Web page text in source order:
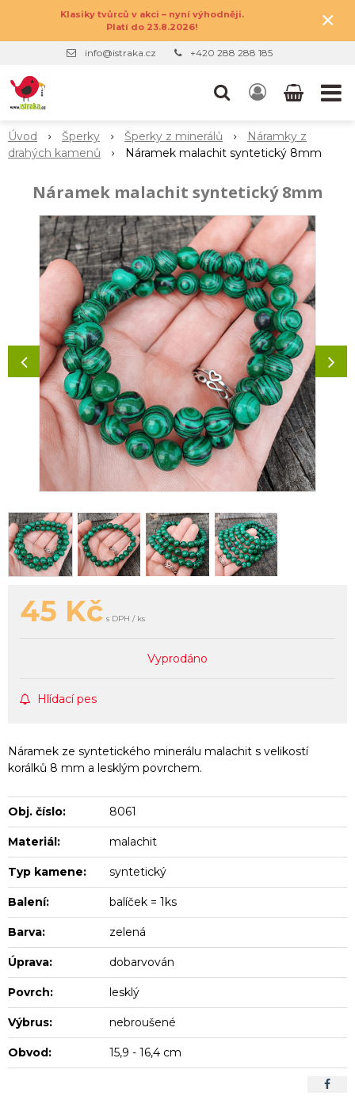
Klasiky tvůrců v akci – nyní výhodněji.
Platí do 23.8.2026!
×
info@istraka.cz +420 288 288 185
Úvod Šperky Šperky z minerálů
Náramky z
drahých kamenů
Náramek malachit syntetický 8mm
Náramek malachit syntetický 8mm
45 Kč s DPH / ks
Vyprodáno
Hlídací pes
Náramek ze syntetického minerálu malachit s velikostí
korálků 8 mm a lesklým povrchem.
Obj. číslo: 8061
Materiál: malachit
Typ kamene: syntetický
Balení: balíček = 1ks
Barva: zelená
Úprava: dobarvován
Povrch: lesklý
Výbrus: nebroušené
Obvod: 15,9 - 16,4 cm